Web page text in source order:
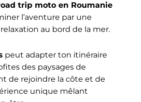
trip moto en Roumanie
l’aventure par une
au bord de la mer.
peut adapter ton itinéraire
des paysages de
de rejoindre la côte et de
unique mêlant